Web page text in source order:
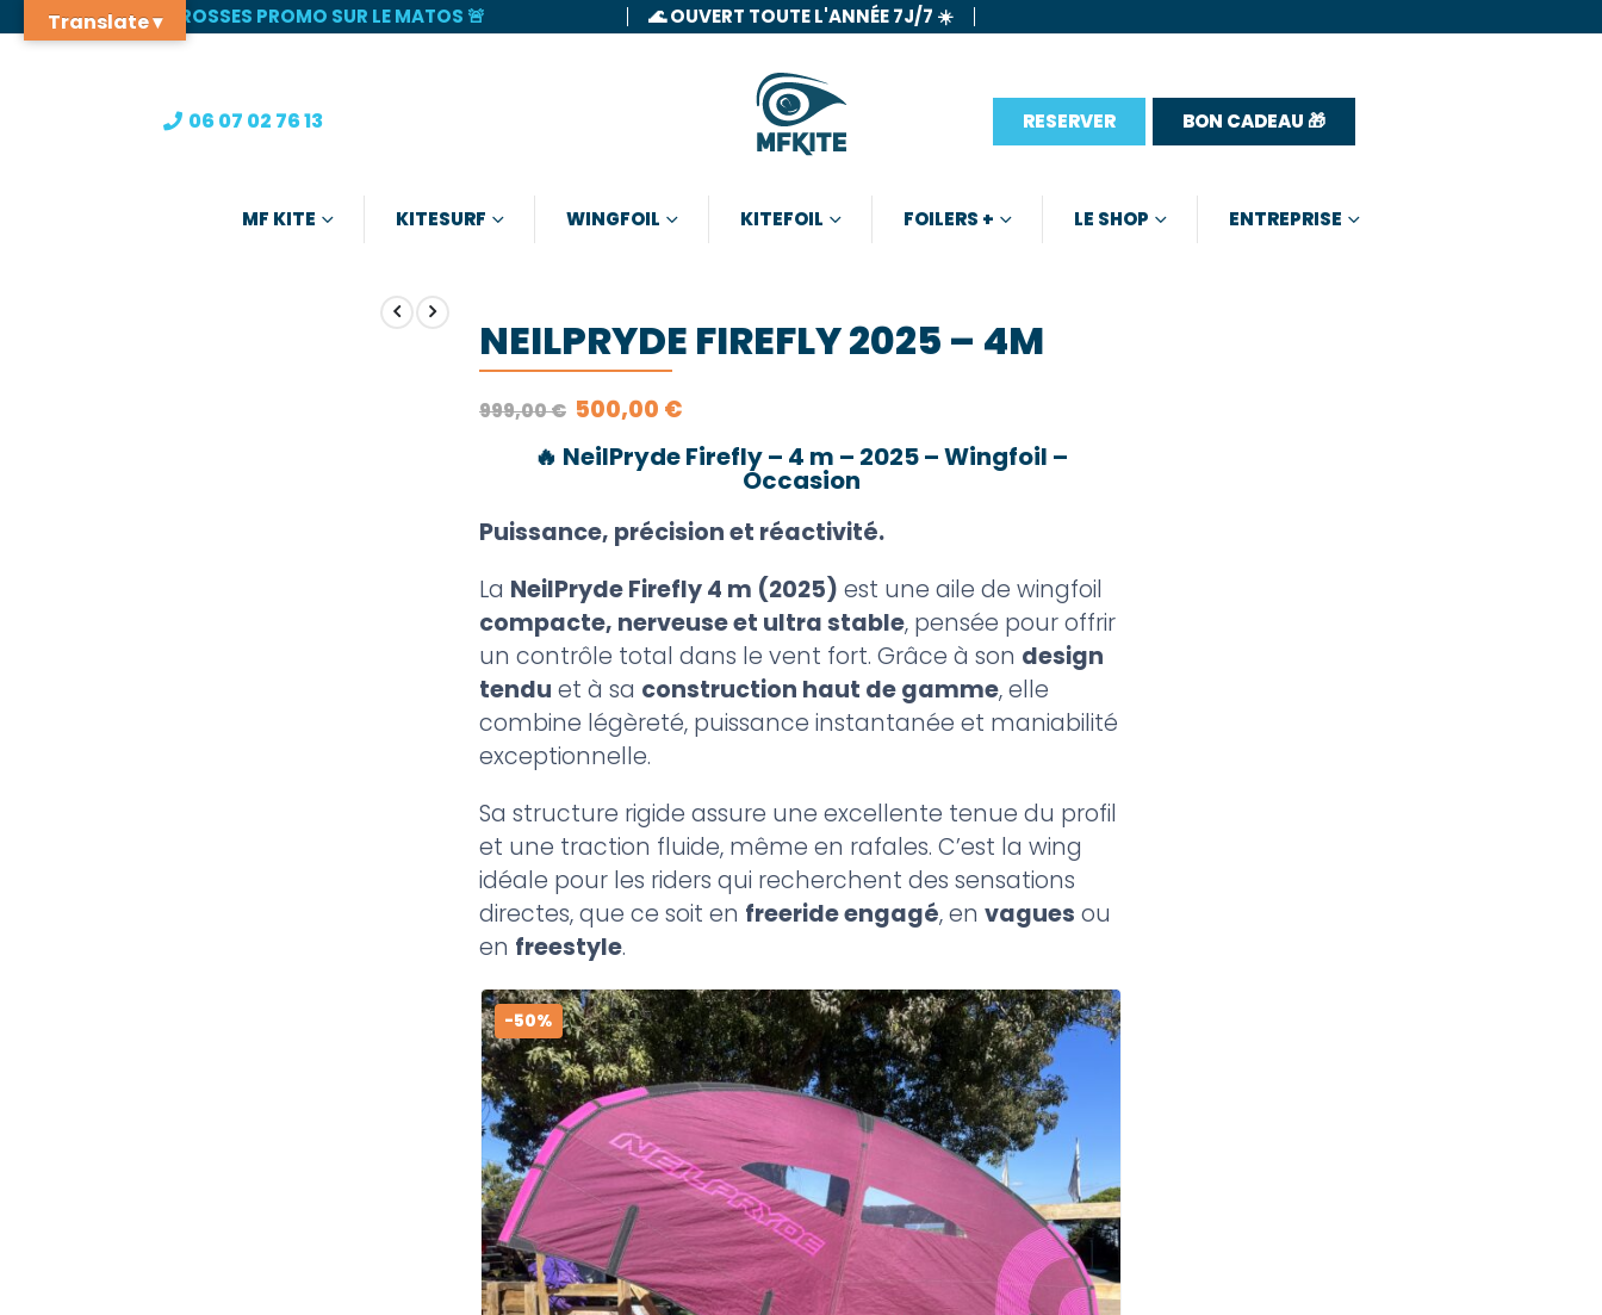
🚨 GROSSES PROMO SUR LE MATOS 🚨 🌊 OUVERT TOUTE L'ANNÉE 7J/7 ☀️
06 07 02 76 13 RESERVER BON CADEAU 🎁
MF KITE KITESURF WINGFOIL KITEFOIL FOILERS + LE SHOP ENTREPRISE
NEILPRYDE FIREFLY 2025 – 4M
999,00€ LE
INITIAL
ÉTAIT :
500,00 €
ACTUEL
500,00 €.
🔥 NeilPryde Firefly – 4 m – 2025 – Wingfoil –
Occasion
Puissance, précision et réactivité.
La NeilPryde Firefly 4 m (2025) est une aile de wingfoil
compacte, nerveuse et ultra stable, pensée pour offrir
un contrôle total dans le vent fort. Grâce à son design
tendu et à sa construction haut de gamme, elle
combine légèreté, puissance instantanée et maniabilité
exceptionnelle.
Sa structure rigide assure une excellente tenue du profil
et une traction fluide, même en rafales. C’est la wing
idéale pour les riders qui recherchent des sensations
directes, que ce soit en freeride engagé, en vagues ou
en freestyle.
-50%
Translate ▾